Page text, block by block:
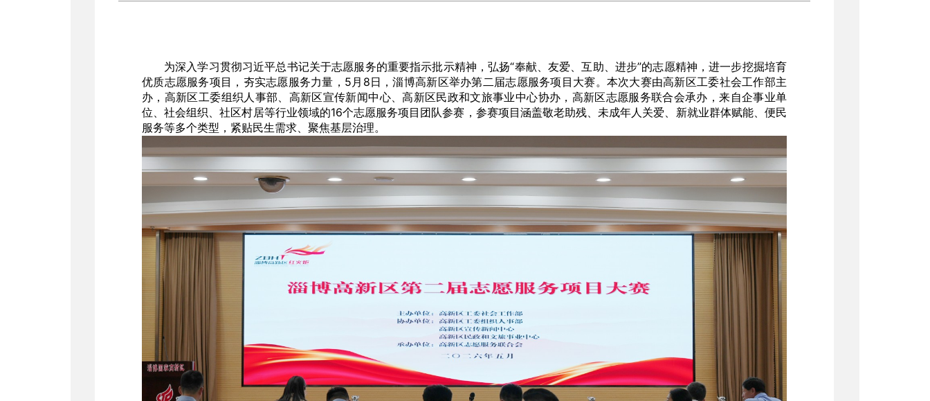
为深入学习贯彻习近平总书记关于志愿服务的重要指示批示精神，弘扬“奉献、友爱、互助、进步”的志愿精神，进一步挖掘培育
优质志愿服务项目，夯实志愿服务力量，5月8日，淄博高新区举办第二届志愿服务项目大赛。本次大赛由高新区工委社会工作部主
办，高新区工委组织人事部、高新区宣传新闻中心、高新区民政和文旅事业中心协办，高新区志愿服务联合会承办，来自企事业单
位、社会组织、社区村居等行业领域的16个志愿服务项目团队参赛，参赛项目涵盖敬老助残、未成年人关爱、新就业群体赋能、便民
服务等多个类型，紧贴民生需求、聚焦基层治理。